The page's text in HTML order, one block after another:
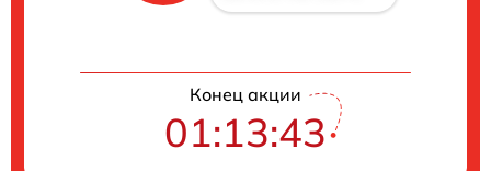
Конец акции
01:13:42